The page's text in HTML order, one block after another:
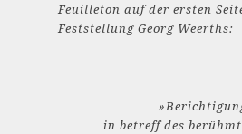
Feuilleton auf der ersten
Feststellung Georg Weerths:
in betreff des